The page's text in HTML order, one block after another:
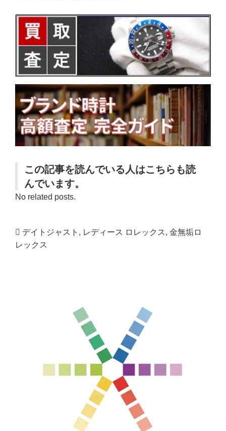
この記事を読んでいる人はこちらも読
んでいます。
No related posts.
デイトジャスト , レディース ロレックス, 金無垢ロ
レックス